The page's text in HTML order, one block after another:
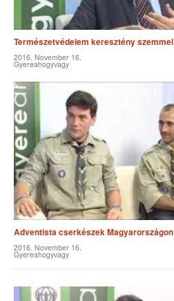
Természetvédelem keresztény szemmel
2016. November 16.
Gyereahogyvagy
Adventista cserkészek Magyarországon
2016. November 16.
Gyereahogyvagy